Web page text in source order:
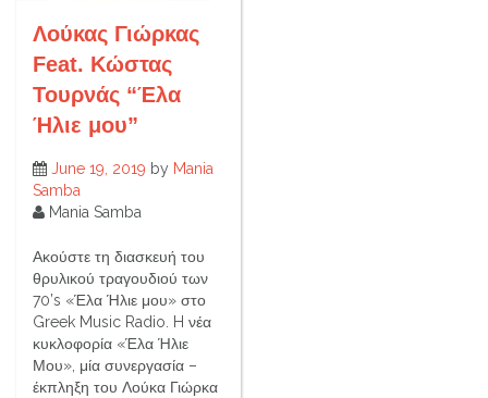
Λούκας Γιώρκας
Feat. Κώστας
Τουρνάς “Έλα
Ήλιε μου”
June 19, 2019 by Mania
Samba
Mania Samba
Ακούστε τη διασκευή του
θρυλικού τραγουδιού των
70’s «Έλα Ήλιε μου» στο
Greek Music Radio. H νέα
κυκλοφορία «Έλα Ήλιε
Μου», μία συνεργασία –
έκπληξη του Λούκα Γιώρκα